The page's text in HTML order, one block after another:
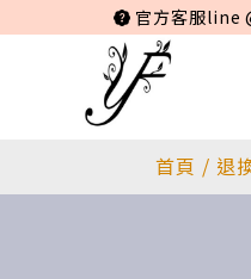
官方客服line
首頁 / 退